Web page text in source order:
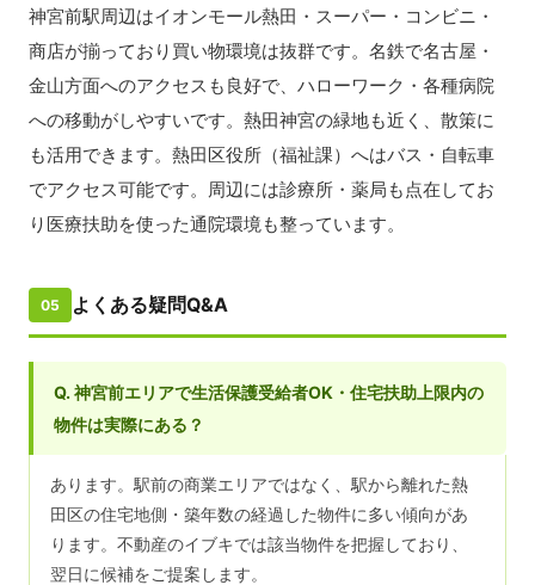
神宮前駅周辺はイオンモール熱田・スーパー・コンビニ・
商店が揃っており買い物環境は抜群です。名鉄で名古屋・
金山方面へのアクセスも良好で、ハローワーク・各種病院
への移動がしやすいです。熱田神宮の緑地も近く、散策に
も活用できます。熱田区役所（福祉課）へはバス・自転車
でアクセス可能です。周辺には診療所・薬局も点在してお
り医療扶助を使った通院環境も整っています。
05 よくある疑問Q&A
Q. 神宮前エリアで生活保護受給者OK・住宅扶助上限内の
物件は実際にある？
あります。駅前の商業エリアではなく、駅から離れた熱
田区の住宅地側・築年数の経過した物件に多い傾向があ
ります。不動産のイブキでは該当物件を把握しており、
翌日に候補をご提案します。